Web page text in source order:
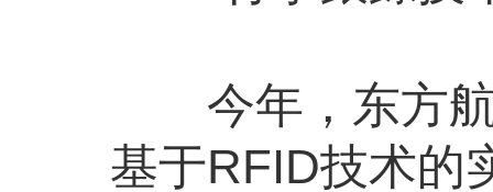
今年，东方航
基于RFID技术的